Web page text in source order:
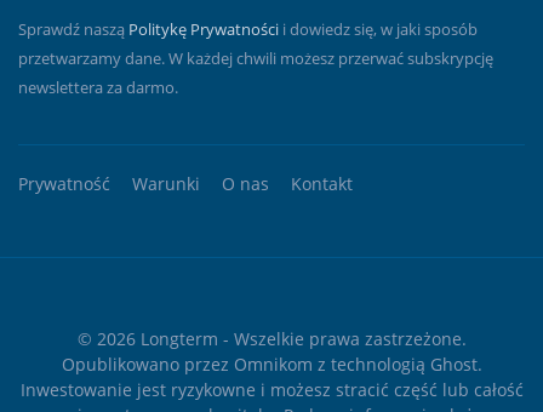
Sprawdź naszą Politykę Prywatności i dowiedz się, w jaki sposób
przetwarzamy dane. W każdej chwili możesz przerwać subskrypcję
newslettera za darmo.
Prywatność Warunki O nas Kontakt
© 2026 Longterm - Wszelkie prawa zastrzeżone.
Opublikowano przez Omnikom z technologią Ghost.
Inwestowanie jest ryzykowne i możesz stracić część lub całość